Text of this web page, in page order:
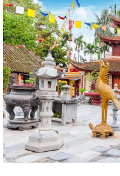
Nghị quyết 34/NQ-HĐND,
sửa đổi, bổ sung bảng giá đất
Nghị quyết 33/NQ-HĐND,
thông qua điều chỉnh, bổ sung
Nghị quyết số 32/NQ-HĐND,
việc điều chỉnh, bổ sung kế
Nghị quyết số 30/NQ-HĐND,
chất vấn tại kỳ họp thứ 3 (kỳ
Nghị quyết 26/2026/NQ-